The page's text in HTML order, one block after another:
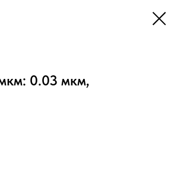
0.03 мкм,